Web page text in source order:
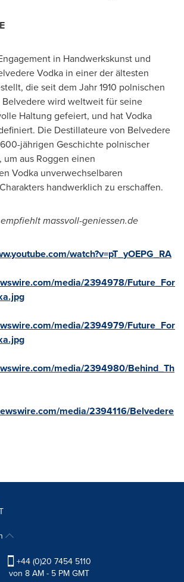
in Handwerkskunst und
Vodka in einer der ältesten
die seit dem Jahr 1910 polnischen
wird weltweit für seine
Haltung gefeiert, und hat Vodka
Die Destillateure von Belvedere
jährigen Geschichte polnischer
aus Roggen einen
Vodka unverwechselbaren
handwerklich zu erschaffen.
massvoll-geniessen.de
watch?v=pT_yOEPG_RA
media/2394978/Future_For
media/2394979/Future_For
media/2394980/Behind_Th
media/2394116/Belvedere
+44 (0)20 7454 5110
von 8 AM - 5 PM GMT